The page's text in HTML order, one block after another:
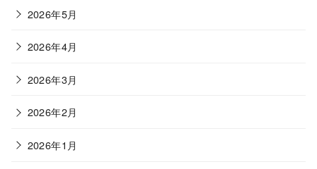
2026年5月
2026年4月
2026年3月
2026年2月
2026年1月